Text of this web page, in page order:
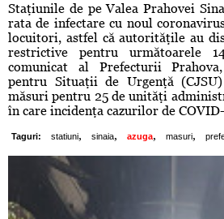
Staţiunile de pe Valea Prahovei
rata de infectare cu noul
locuitori, astfel că autorităţile au
restrictive pentru următoarele
comunicat al Prefecturii
pentru Situaţii de Urgenţă
măsuri pentru 25 de unităţi
în care incidenţa cazurilor de
Taguri: statiuni, sinaia, azuga, masuri,